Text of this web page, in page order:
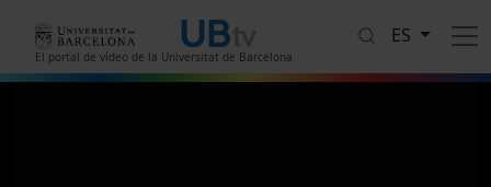
El portal de vídeo de la Universitat de Barcelona
ES